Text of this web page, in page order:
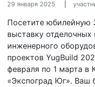
29 января 2025
Посетите
выставку
инженерного
проектов YugBuild
февраля по 1 марта в
«Экспоград Юг». Ваш